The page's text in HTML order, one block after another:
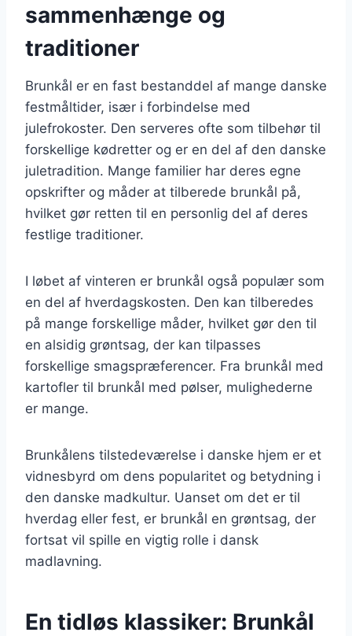
sammenhænge og
traditioner
Brunkål er en fast bestanddel af mange danske
festmåltider, især i forbindelse med
julefrokoster. Den serveres ofte som tilbehør til
forskellige kødretter og er en del af den danske
juletradition. Mange familier har deres egne
opskrifter og måder at tilberede brunkål på,
hvilket gør retten til en personlig del af deres
festlige traditioner.
I løbet af vinteren er brunkål også populær som
en del af hverdagskosten. Den kan tilberedes
på mange forskellige måder, hvilket gør den til
en alsidig grøntsag, der kan tilpasses
forskellige smagspræferencer. Fra brunkål med
kartofler til brunkål med pølser, mulighederne
er mange.
Brunkålens tilstedeværelse i danske hjem er et
vidnesbyrd om dens popularitet og betydning i
den danske madkultur. Uanset om det er til
hverdag eller fest, er brunkål en grøntsag, der
fortsat vil spille en vigtig rolle i dansk
madlavning.
En tidløs klassiker: Brunkål